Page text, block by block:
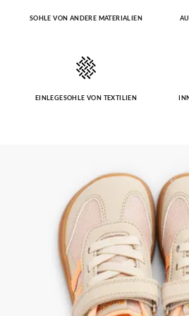
SOHLE VON ANDERE MATERIALIEN
EINLEGESOHLE VON TEXTILIEN